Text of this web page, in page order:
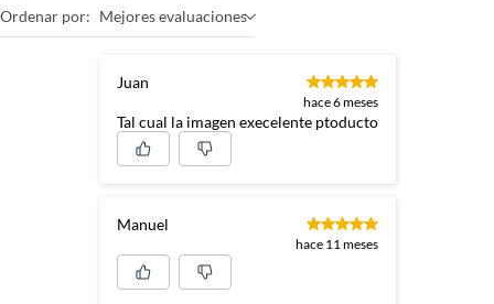
Ordenar por: Mejores evaluaciones
Juan
hace 6 meses
Tal cual la imagen execelente ptoducto
Manuel
hace 11 meses